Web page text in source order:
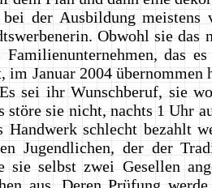
der Ausbildung meistens
Obwohl sie das
das
im Januar 2004 übernommen
sei ihr Wunschberuf, sie
störe sie nicht, nachts 1 Uhr
Handwerk schlecht bezahlt
Jugendlichen, der der
sie selbst zwei Gesellen